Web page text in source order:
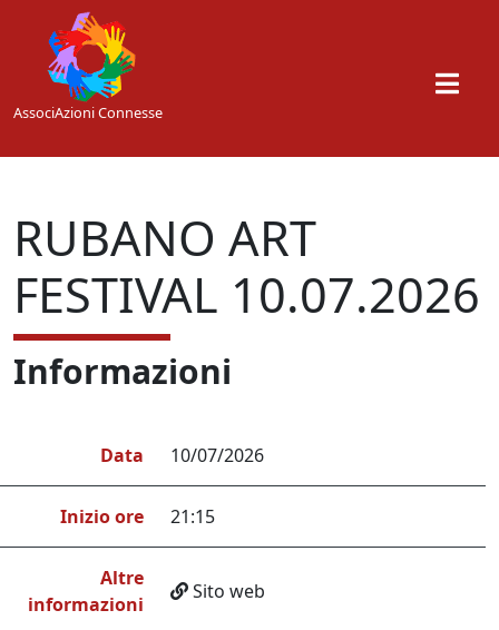
Skip to main content
AssociAzioni Connesse
RUBANO ART
FESTIVAL 10.07.2026
Informazioni
Data 10/07/2026
Inizio ore 21:15
Altre
informazioni
Sito web